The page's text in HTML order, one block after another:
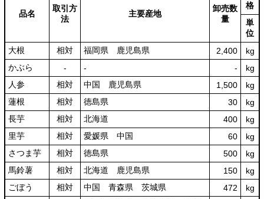
品名
取引方
法
主要産地
卸売数
量
格
単
位
大根
相対 福岡県 鹿児島県 2,400
kg
かぶら
‐ ‐ ‐
kg
人参
相対 中国 鹿児島県 1,500
kg
蓮根
相対 徳島県 30
kg
長芋
相対 北海道 400
kg
里芋
相対 愛媛県 中国 60
kg
さつま芋
相対 徳島県 500
kg
馬鈴薯
相対 北海道 鹿児島県 150
kg
ごぼう
相対 中国 青森県 茨城県 472 kg